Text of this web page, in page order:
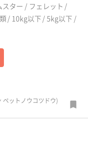
スター
フェレット
10kg以下
5kg以下
ペットノウコツドウ)